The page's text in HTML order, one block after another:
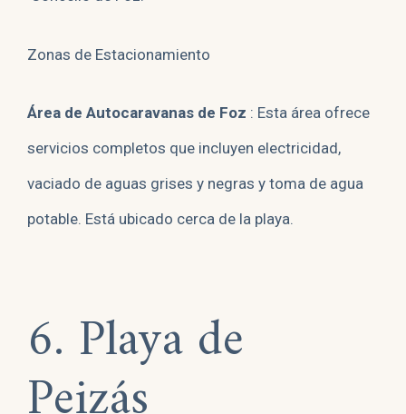
Zonas de Estacionamiento
Área de Autocaravanas de Foz : Esta área ofrece
servicios completos que incluyen electricidad,
vaciado de aguas grises y negras y toma de agua
potable. Está ubicado cerca de la playa.
6. Playa de